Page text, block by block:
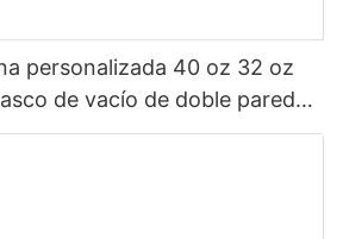
personalizada 40 oz 32 oz
de vacío de doble pared
aislada de acero